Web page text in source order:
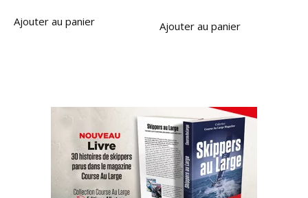
Ajouter au panier Ajouter au panier